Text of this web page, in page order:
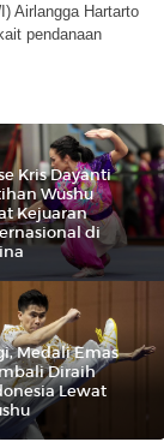
Airlangga Hartarto
pendanaan
Kris Dayanti
Wushu
Kejuaran
di
Medali Emas
Diraih
Lewat